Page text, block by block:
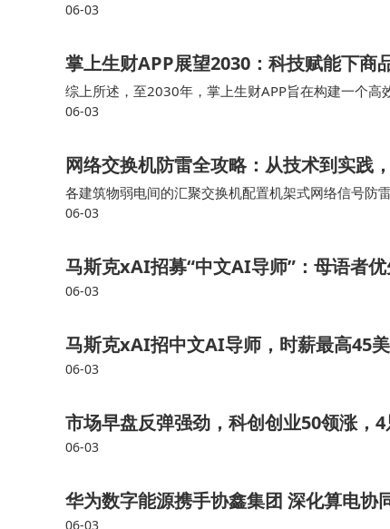
06-03
掌上生财APP展望2030：科技赋能下商
综上所述，至2030年，掌上生财APP旨在构建一个
服务给广大用户，同时也为推动整个行业向更高层次
06-03
网络交换机防雷全攻略：从技术到实践
各建筑物弱电间的汇聚交换机配置机架式网络信号防
器，形成双端防护控制信号线路采用485信号防雷器
06-03
马斯克xAI招募“中文AI导师”：母语者
06-03
马斯克xAI招中文AI导师，时薪最高45
06-03
市场早盘反弹强劲，科创创业50领涨，
06-03
华为数字能源携手协鑫集团 深化算电协
06-03